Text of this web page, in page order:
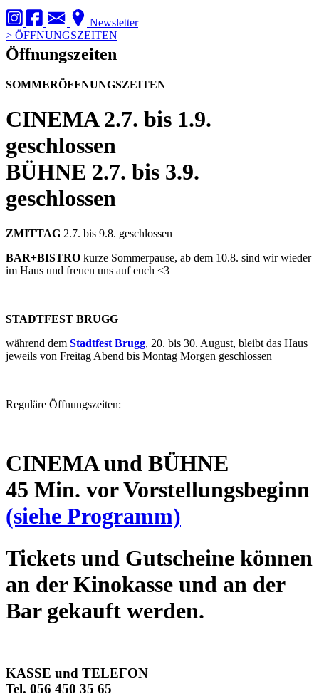
Newsletter
> ÖFFNUNGSZEITEN
Öffnungszeiten
SOMMERÖFFNUNGSZEITEN
CINEMA2.7. bis 1.9.
geschlossen
BÜHNE 2.7. bis 3.9.
geschlossen
ZMITTAG 2.7. bis 9.8. geschlossen
BAR+BISTRO kurze Sommerpause, ab dem 10.8. sind wir wieder
im Haus und freuen uns auf euch <3
STADTFEST BRUGG
während dem Stadtfest Brugg, 20. bis 30. August, bleibt das Haus
jeweils von Freitag Abend bis Montag Morgen geschlossen
Reguläre Öffnungszeiten:
CINEMA und BÜHNE
45 Min. vor Vorstellungsbeginn
(siehe Programm)
Tickets und Gutscheine können
an der Kinokasse und an der
Bar gekauft werden.
KASSE und TELEFON
Tel. 056 450 35 65